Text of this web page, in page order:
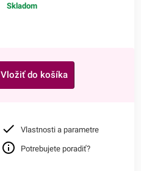
Skladom
Vložiť do košíka
Vlastnosti a parametre
Potrebujete poradiť?